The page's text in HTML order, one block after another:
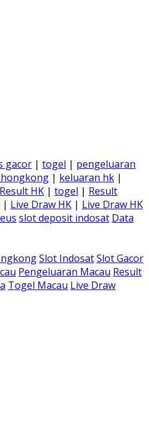
gacor | togel | pengeluaran
| keluaran hk |
Result HK | togel | Result
| Live Draw HK | Live Draw HK
slot deposit indosat Data
Slot IndosatSlot Gacor
Pengeluaran Macau Result
Togel Macau Live Draw